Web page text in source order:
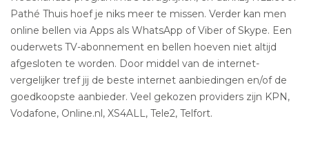
Pathé Thuis hoef je niks meer te missen. Verder kan men
online bellen via Apps als WhatsApp of Viber of Skype. Een
ouderwets TV-abonnement en bellen hoeven niet altijd
afgesloten te worden. Door middel van de internet-
vergelijker tref jij de beste internet aanbiedingen en/of de
goedkoopste aanbieder. Veel gekozen providers zijn KPN,
Vodafone, Online.nl, XS4ALL, Tele2, Telfort.